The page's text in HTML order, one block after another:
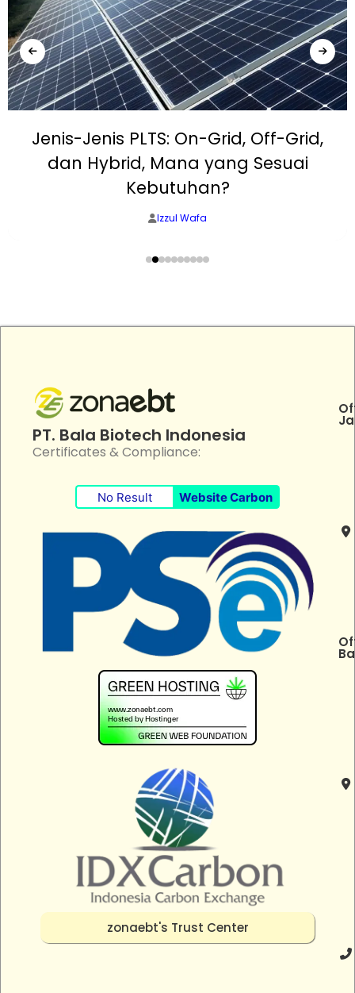
Jenis-Jenis PLTS: On-Grid, Off-Grid,
dan Hybrid, Mana yang Sesuai
Kebutuhan?
Izzul Wafa
PT. Bala Biotech Indonesia
Certificates & Compliance:
No Result Website Carbon
zonaebt's Trust Center